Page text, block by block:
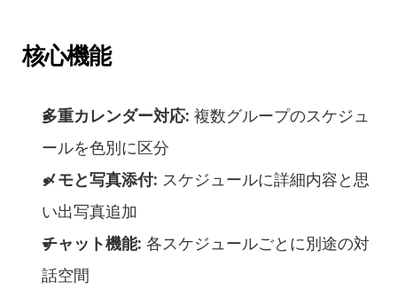
核心機能
多重カレンダー対応: 複数グループのスケジュ
ールを色別に区分
メモと写真添付: スケジュールに詳細内容と思
い出写真追加
チャット機能: 各スケジュールごとに別途の対
話空間